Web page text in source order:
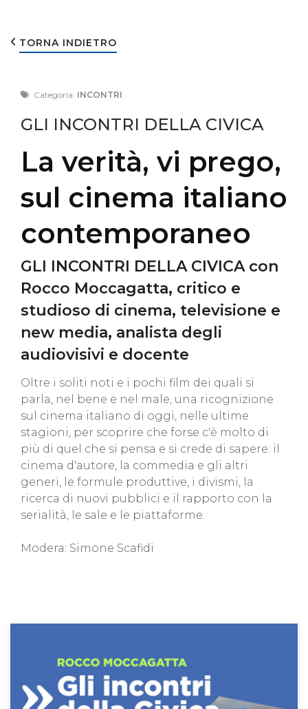
TORNA INDIETRO
Categoria: INCONTRI
GLI INCONTRI DELLA CIVICA
La verità, vi prego,
sul cinema italiano
contemporaneo
GLI INCONTRI DELLA CIVICA con
Rocco Moccagatta, critico e
studioso di cinema, televisione e
new media, analista degli
audiovisivi e docente
Oltre i soliti noti e i pochi film dei quali si
parla, nel bene e nel male, una ricognizione
sul cinema italiano di oggi, nelle ultime
stagioni, per scoprire che forse c'è molto di
più di quel che si pensa e si crede di sapere: il
cinema d'autore, la commedia e gli altri
generi, le formule produttive, i divismi, la
ricerca di nuovi pubblici e il rapporto con la
serialità, le sale e le piattaforme.
Modera: Simone Scafidi